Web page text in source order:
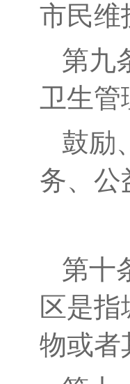
市民维
第
卫生
鼓励
务、公
第
区是
物或者